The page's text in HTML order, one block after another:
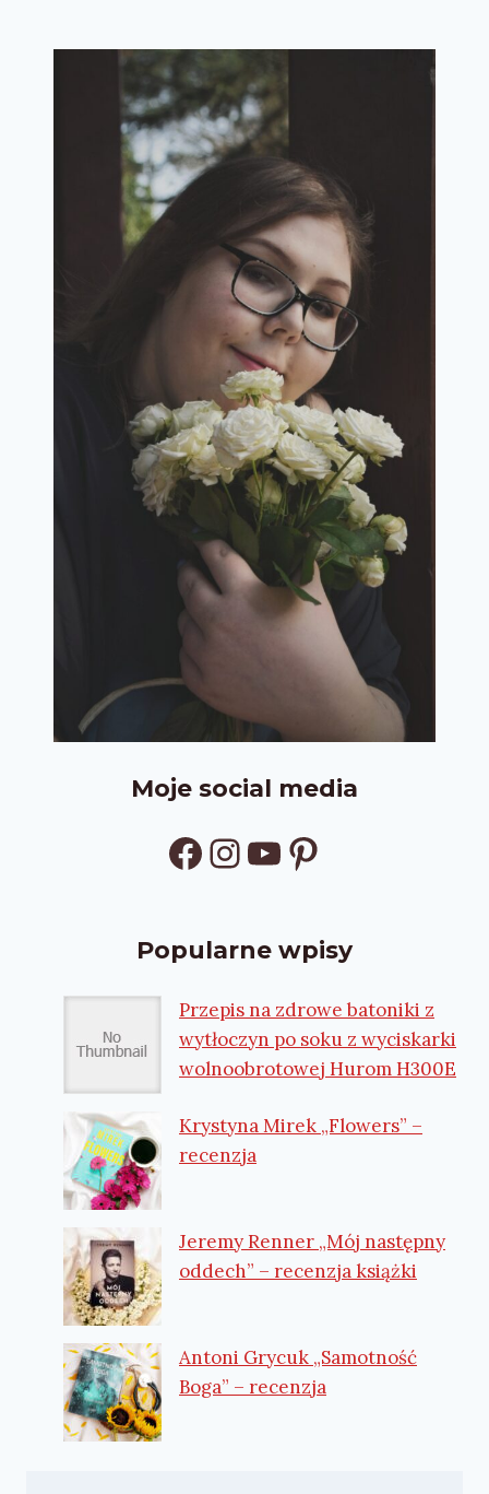
Moje social media
Facebook
Instagram
YouTube
Pinterest
Popularne wpisy
Przepis na zdrowe batoniki z
wytłoczyn po soku z wyciskarki
wolnoobrotowej Hurom H300E
Krystyna Mirek „Flowers” –
recenzja
Jeremy Renner „Mój następny
oddech” – recenzja książki
Antoni Grycuk „Samotność
Boga” – recenzja